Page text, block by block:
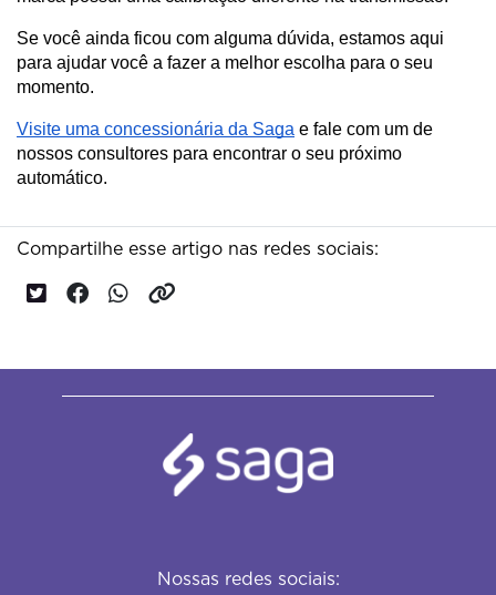
Se você ainda ficou com alguma dúvida, estamos aqui
para ajudar você a fazer a melhor escolha para o seu
momento.
Visite uma concessionária da Saga e fale com um de
nossos consultores para encontrar o seu próximo
automático.
Compartilhe esse artigo nas redes sociais:
Nossas redes sociais: